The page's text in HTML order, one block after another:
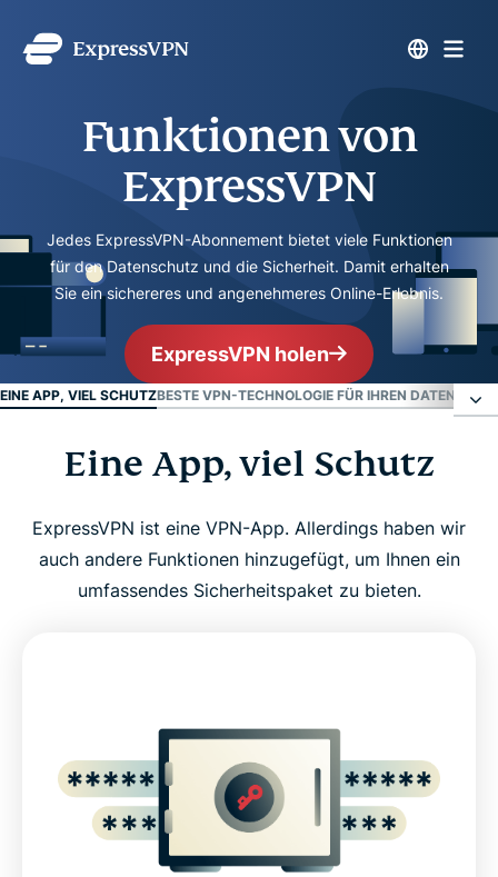
Funktionen von
ExpressVPN
Jedes ExpressVPN-Abonnement bietet viele Funktionen
für den Datenschutz und die Sicherheit. Damit erhalten
Sie ein sichereres und angenehmeres Online-Erlebnis.
ExpressVPN holen
EINE APP, VIEL SCHUTZBESTE VPN-TECHNOLOGIE FÜR IHREN
Eine App, viel Schutz
Beste VPN-Technologie für Ihren Datenschutz
Erhalten Sie mehr mit ExpressVPN
Verwenden Sie ExpressVPN auf Ihrem Router
Was die Leute über ExpressVPN sagen
Erhalten Sie diese Funktionen und mehr, 100 %
Eine App, viel Schutz
ExpressVPN ist eine VPN-App. Allerdings haben wir
auch andere Funktionen hinzugefügt, um Ihnen ein
umfassendes Sicherheitspaket zu bieten.